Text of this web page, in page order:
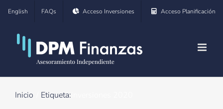
Saltar
contenido
English FAQs Acceso Inversiones Acceso Planificación
Inicio Etiqueta: